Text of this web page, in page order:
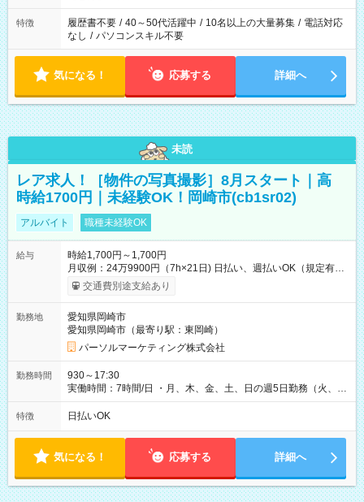
特徴 履歴書不要 / 40～50代活躍中 / 10名以上の大量募集 / 電話対応
なし / パソコンスキル不要
気になる！ 応募する 詳細へ
未読
レア求人！［物件の写真撮影］8月スタート｜高
時給1700円｜未経験OK！岡崎市(cb1sr02)
アルバイト 職種未経験OK
給与
時給1,700円～1,700円
月収例：24万9900円（7h×21日) 日払い、週払いOK（規定有
り） 【試用期間】試用期間なし
交通費別途支給あり
勤務地
愛知県岡崎市
愛知県岡崎市（最寄り駅：東岡崎）
パーソルマーケティング株式会社
勤務時間
930～17:30
実働時間：7時間/日 ・月、木、金、土、日の週5日勤務（火、水
は固定休です／夏季、年末年始等、長期休暇有り！） ・ワンシ
フト！ 残業ほぼナシ（0～5h/月）
特徴 日払いOK
気になる！ 応募する 詳細へ